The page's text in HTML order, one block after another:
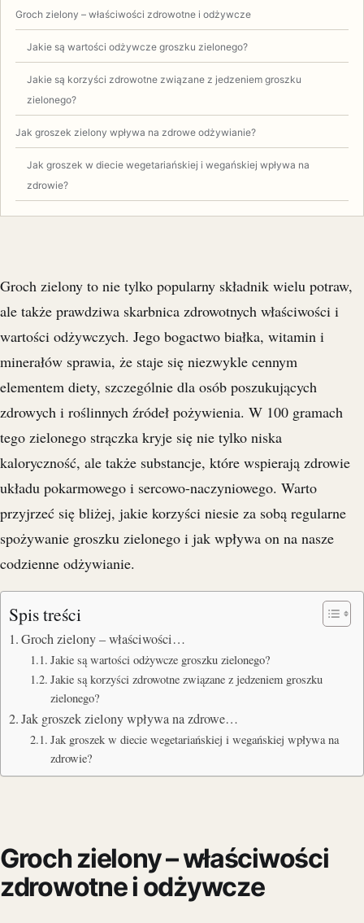
Groch zielony – właściwości zdrowotne i odżywcze
Jakie są wartości odżywcze groszku zielonego?
Jakie są korzyści zdrowotne związane z jedzeniem groszku
zielonego?
Jak groszek zielony wpływa na zdrowe odżywianie?
Jak groszek w diecie wegetariańskiej i wegańskiej wpływa na
zdrowie?
Groch zielony to nie tylko popularny składnik wielu potraw,
ale także prawdziwa skarbnica zdrowotnych właściwości i
wartości odżywczych. Jego bogactwo białka, witamin i
minerałów sprawia, że staje się niezwykle cennym
elementem diety, szczególnie dla osób poszukujących
zdrowych i roślinnych źródeł pożywienia. W 100 gramach
tego zielonego strączka kryje się nie tylko niska
kaloryczność, ale także substancje, które wspierają zdrowie
układu pokarmowego i sercowo-naczyniowego. Warto
przyjrzeć się bliżej, jakie korzyści niesie za sobą regularne
spożywanie groszku zielonego i jak wpływa on na nasze
codzienne odżywianie.
Spis treści
Groch zielony – właściwości…
Jakie są wartości odżywcze groszku zielonego?
Jakie są korzyści zdrowotne związane z jedzeniem groszku
zielonego?
Jak groszek zielony wpływa na zdrowe…
Jak groszek w diecie wegetariańskiej i wegańskiej wpływa na
zdrowie?
Groch zielony – właściwości
zdrowotne i odżywcze